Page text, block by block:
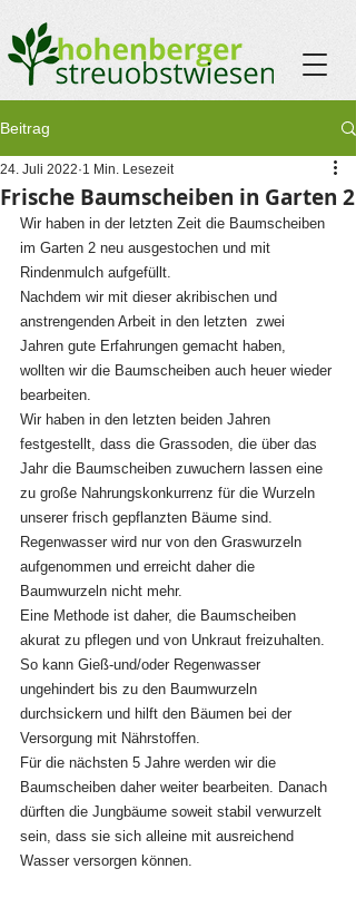
Beitrag
Frische Baumscheiben in Garten 2
24. Juli 2022 1 Min. Lesezeit
Wir haben in der letzten Zeit die Baumscheiben
im Garten 2 neu ausgestochen und mit
Rindenmulch aufgefüllt.
Nachdem wir mit dieser akribischen und
anstrengenden Arbeit in den letzten  zwei
Jahren gute Erfahrungen gemacht haben,
wollten wir die Baumscheiben auch heuer wieder
bearbeiten.
Wir haben in den letzten beiden Jahren
festgestellt, dass die Grassoden, die über das
Jahr die Baumscheiben zuwuchern lassen eine
zu große Nahrungskonkurrenz für die Wurzeln
unserer frisch gepflanzten Bäume sind.
Regenwasser wird nur von den Graswurzeln
aufgenommen und erreicht daher die
Baumwurzeln nicht mehr.
Eine Methode ist daher, die Baumscheiben
akurat zu pflegen und von Unkraut freizuhalten.
So kann Gieß-und/oder Regenwasser
ungehindert bis zu den Baumwurzeln
durchsickern und hilft den Bäumen bei der
Versorgung mit Nährstoffen.
Für die nächsten 5 Jahre werden wir die
Baumscheiben daher weiter bearbeiten. Danach
dürften die Jungbäume soweit stabil verwurzelt
sein, dass sie sich alleine mit ausreichend
Wasser versorgen können.